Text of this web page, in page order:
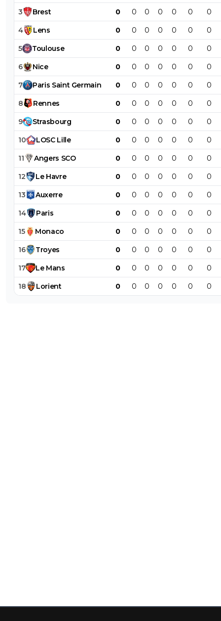
3 Brest 0 0 0 0 0 0 0
4 Lens 0 0 0 0 0 0 0
5 Toulouse 0 0 0 0 0 0 0
6 Nice 0 0 0 0 0 0 0
7 Paris Saint Germain 0 0 0 0 0 0 0
8 Rennes 0 0 0 0 0 0 0
9 Strasbourg 0 0 0 0 0 0 0
10 LOSC Lille 0 0 0 0 0 0 0
11 Angers SCO 0 0 0 0 0 0 0
12 Le Havre 0 0 0 0 0 0 0
13 Auxerre 0 0 0 0 0 0 0
14 Paris 0 0 0 0 0 0 0
15 Monaco 0 0 0 0 0 0 0
16 Troyes 0 0 0 0 0 0 0
17 Le Mans 0 0 0 0 0 0 0
18 Lorient 0 0 0 0 0 0 0